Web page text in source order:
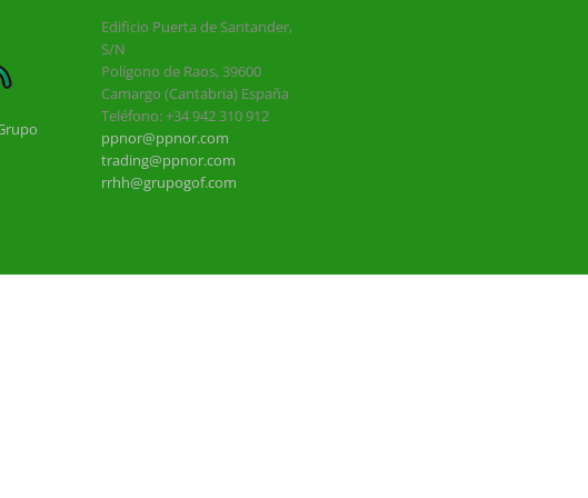
Edificio Puerta de Santander,
S/N
Polígono de Raos, 39600
Camargo (Cantabria) España
Teléfono: +34 942 310 912
ppnor@ppnor.com
trading@ppnor.com
rrhh@grupogof.com